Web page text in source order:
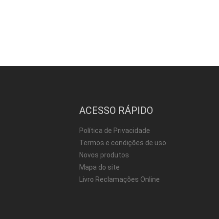
ACESSO RÁPIDO
Política de Privacidade
Termos e condições de uso
Novos produtos
Mapa do site
Livro Reclamações Online